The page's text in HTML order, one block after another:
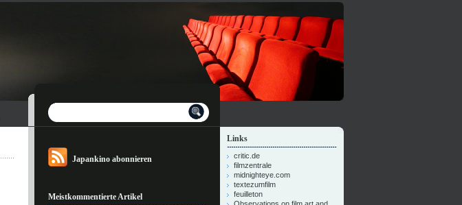
Japankino abonnieren
Meistkommentierte Artikel
Links
critic.de
filmzentrale
midnighteye.com
textezumfilm
feuilleton